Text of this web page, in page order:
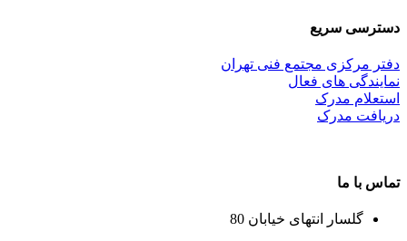
دسترسی سریع
دفتر مرکزی مجتمع فنی تهران
نمایندگی های فعال
استعلام مدرک
دریافت مدرک
تماس با ما
گلسار انتهای خیابان 80